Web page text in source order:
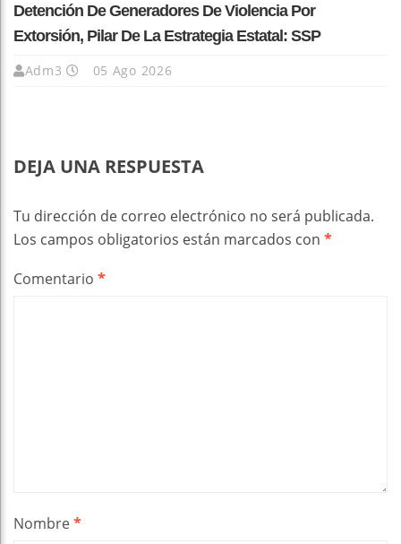
Detención De Generadores De Violencia Por
Extorsión, Pilar De La Estrategia Estatal: SSP
Adm3 05 Ago 2026
DEJA UNA RESPUESTA
Tu dirección de correo electrónico no será publicada.
Los campos obligatorios están marcados con *
Comentario *
Nombre*